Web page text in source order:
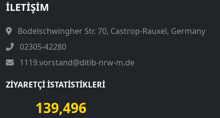
İLETIŞIM
Bodelschwingher Str. 70, Castrop-Rauxel, Germany
02305-42280
1119.vorstand@ditib-nrw-m.de
ZIYARETÇI İSTATISTIKLERI
139,496